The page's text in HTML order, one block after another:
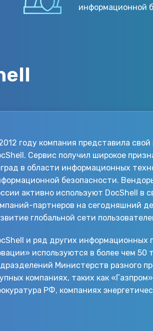
информационной
году компания представила
Сервис получил широкое
в области информационных
безопасности.
активно используют DocShell в
партнеров на сегодняшний
глобальной сети
и ряд других информационных
используются в более чем 50
Министерств разного
компаниях, таких как
РФ, компаниях